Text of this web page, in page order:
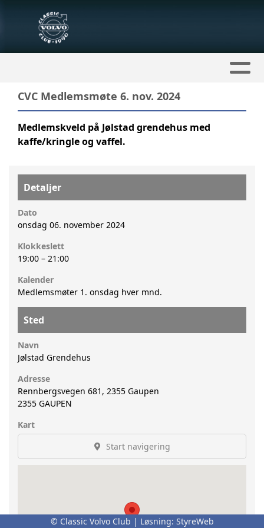
CVC Medlemsmøte 6. nov. 2024
Medlemskveld på Jølstad grendehus med
kaffe/kringle og vaffel.
Detaljer
Dato
onsdag 06. november 2024
Klokkeslett
19:00 – 21:00
Kalender
Medlemsmøter 1. onsdag hver mnd.
Sted
Navn
Jølstad Grendehus
Adresse
Rennbergsvegen 681, 2355 Gaupen
2355 GAUPEN
Kart
Start navigering
© Classic Volvo Club | Løsning: StyreWeb